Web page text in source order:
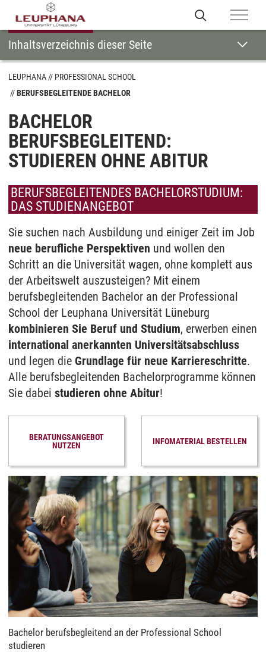
LEUPHANA
PROFESSIONAL SCHOOL
BERUFSBEGLEITENDE BACHELOR
BACHELOR
BERUFSBEGLEITEND:
STUDIEREN OHNE ABITUR
BERUFSBEGLEITENDES BACHELORSTUDIUM:
DAS STUDIENANGEBOT
Sie suchen nach Ausbildung und einiger Zeit im Job
neue berufliche Perspektiven und wollen den
Schritt an die Universität wagen, ohne komplett aus
der Arbeitswelt auszusteigen? Mit einem
berufsbegleitenden Bachelor an der Professional
School der Leuphana Universität Lüneburg
kombinieren Sie Beruf und Studium, erwerben einen
international anerkannten Universitätsabschluss
und legen die Grundlage für neue Karriereschritte.
Alle berufsbegleitenden Bachelorprogramme können
Sie dabei studieren ohne Abitur!
BERATUNGSANGEBOT
NUTZEN
INFOMATERIAL BESTELLEN
Bachelor berufsbegleitend an der Professional School
studieren
Inhaltsverzeichnis dieser Seite